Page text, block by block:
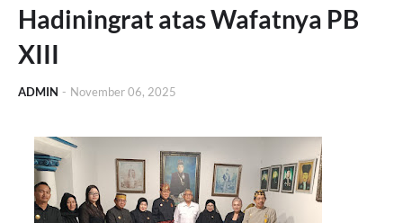
Hadiningrat atas Wafatnya PB
XIII
ADMIN - November 06, 2025